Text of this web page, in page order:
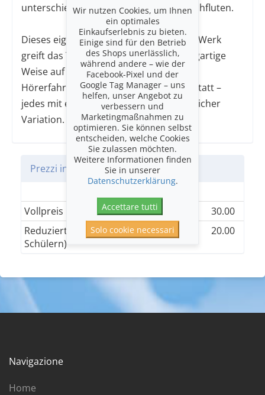
unterschiedliche Klänge den Raum durchfluten.
Dieses eigens für Interfinity entwickelte Werk
greift das Thema Biodiversität auf einzigartige
Weise auf und bietet eine immersive
Hörerfahrung. Es finden vier Konzerte statt –
jedes mit eigenem Charakter und klanglicher
Variation.
Prezzi in CHF
Vollpreis
30.00
Reduziert (AHV, IV, Studenten,
Schülern)
20.00
Navigazione
Home
Wir nutzen Cookies, um Ihnen
ein optimales
Einkaufserlebnis zu bieten.
Einige sind für den Betrieb
des Shops unerlässlich,
während andere – wie der
Facebook-Pixel und der
Google Tag Manager – uns
helfen, unser Angebot zu
verbessern und
Marketingmaßnahmen zu
optimieren. Sie können selbst
entscheiden, welche Cookies
Sie zulassen möchten.
Weitere Informationen finden
Sie in unserer
Datenschutzerklärung.
Accettare tutti
Solo cookie necessari